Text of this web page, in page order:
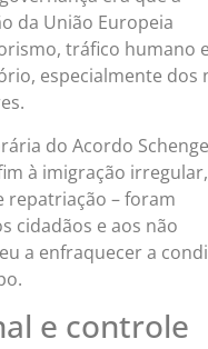
da União Europeia
tráfico humano
especialmente dos
do Acordo
à imigração
repatriação – foram
cidadãos e aos não
a enfraquecer a
e controle